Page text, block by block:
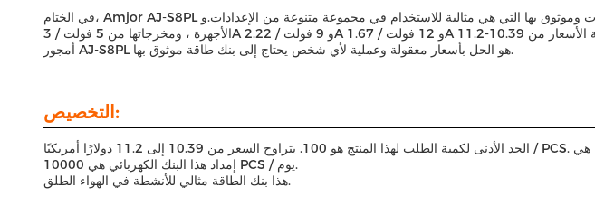
في الختام، Amjor AJ-S8PL مبني في كابل بنك الطاقة هو بنك الطاقة متعددة الاستخدامات وموثوق بها التي هي مثالية للاستخدام في مجموعة متنوعة من الإعدادات.و USB 2يجعلها متوافقة مع مجموعة واسعة من
الأجهزة ، ومخرجاتها من 5 فولت / 3A و 9 فولت / 2.22A و 12 فولت / 1.67A تجعلها قادرة على شحن الأجهزة بسرعة وكفاءة.مع الحد الأدنى لكمية الطلب من 100 وحدة ومجموعة الأسعار من 10.39-11.2/PCS،
أمجور AJ-S8PL هو الحل بأسعار معقولة وعملية لأي شخص يحتاج إلى بنك طاقة موثوق بها.
التخصيص:
الحد الأدنى لكمية الطلب لهذا المنتج هو 100. يتراوح السعر من 10.39 إلى 11.2 دولارًا أمريكيًا / PCS. لا تتوفر تفاصيل التعبئة والتغليف. وقت التسليم لهذا المنتج هو 25 ~ 30 يومًا.شروط الدفع المقبولة هي T / Tقدرة
إمداد هذا البنك الكهربائي هي 10000 PCS / يوم.
هذا بنك الطاقة مثالي للأنشطة في الهواء الطلق.